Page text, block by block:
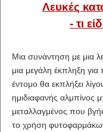
Λευκές
- τι
Μια συνάντηση με μια
μια μεγάλη έκπληξη
έντομο θα εκπλήξει
ημιδιαφανής αλμπίνος
μεταλλαγμένος που
το χρήση